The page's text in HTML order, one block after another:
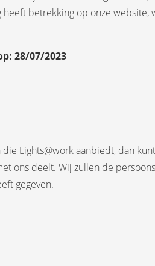
heeft betrekking op onze
28/07/2023
Lights@work aanbiedt, dan
ons deelt. Wij zullen de
gegeven.